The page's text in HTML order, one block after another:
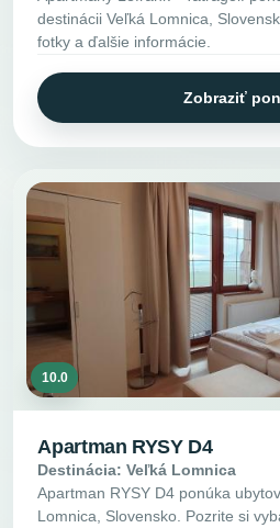
destinácii Veľká Lomnica,
fotky a ďalšie informácie.
Zobraziť
10.0
Apartman RYSY D4
Destinácia: Veľká Lomnica
Apartman RYSY D4 ponúka
Lomnica, Slovensko. Pozrite si